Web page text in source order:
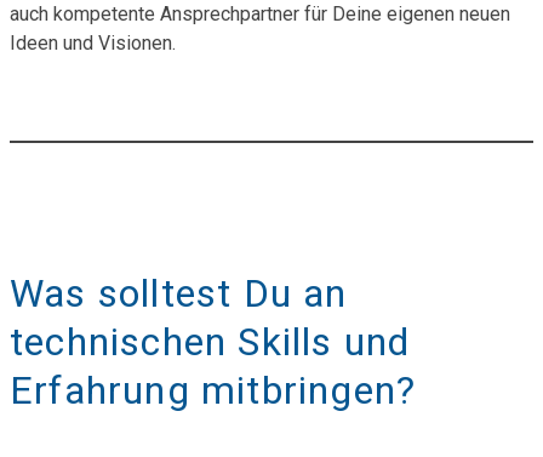
auch kompetente Ansprechpartner für Deine eigenen neuen
Ideen und Visionen.
Was solltest Du an
technischen Skills und
Erfahrung mitbringen?